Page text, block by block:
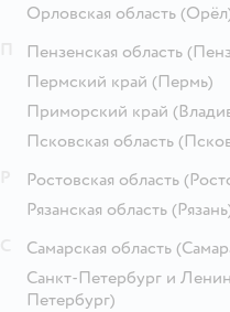
Орловская область
Пензенская область
Пермский край (Пермь)
Приморский край
Псковская область
Ростовская область
Рязанская область
Самарская область
Санкт-Петербург и
Петербург)